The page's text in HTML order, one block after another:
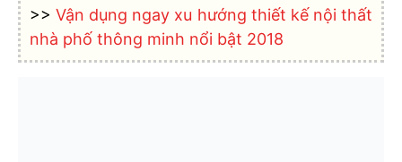
>>Vận dụng ngay xu hướng thiết kế nội thất
nhà phố thông minh nổi bật 2018